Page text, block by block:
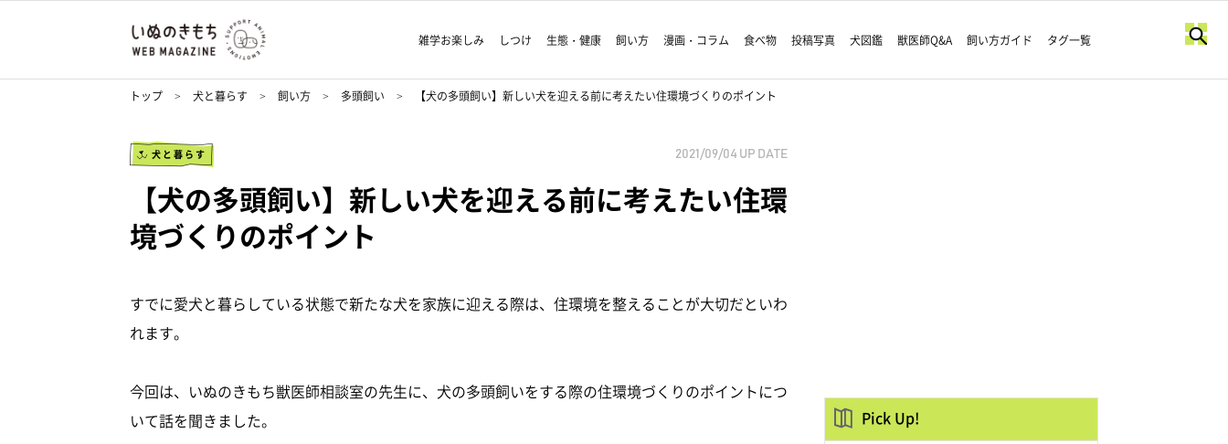
雑学お楽しみ しつけ 生態・健康 飼い方 漫画・コラム 食べ物 投稿写真 犬図鑑 獣医師Q&A 飼い方ガイド タグ一覧
トップ 犬と暮らす 飼い方 多頭飼い 【犬の多頭飼い】新しい犬を迎える前に考えたい住環境づくりのポイント
犬と暮らす 2021/09/04 UP DATE
【犬の多頭飼い】新しい犬を迎える前に考えたい住環
境づくりのポイント
すでに愛犬と暮らしている状態で新たな犬を家族に迎える際は、住環境を整えることが大切だといわ
れます。
今回は、いぬのきもち獣医師相談室の先生に、犬の多頭飼いをする際の住環境づくりのポイントにつ
いて話を聞きました。
Pick Up!